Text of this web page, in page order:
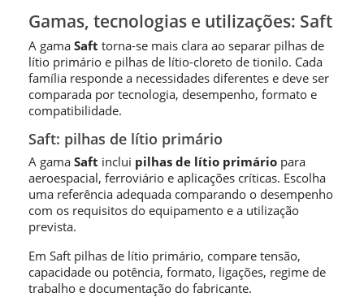
Gamas, tecnologias e utilizações: Saft
A gama Saft torna-se mais clara ao separar pilhas de
lítio primário e pilhas de lítio-cloreto de tionilo. Cada
família responde a necessidades diferentes e deve ser
comparada por tecnologia, desempenho, formato e
compatibilidade.
Saft: pilhas de lítio primário
A gama Saft inclui pilhas de lítio primário para
aeroespacial, ferroviário e aplicações críticas. Escolha
uma referência adequada comparando o desempenho
com os requisitos do equipamento e a utilização
prevista.
Em Saft pilhas de lítio primário, compare tensão,
capacidade ou potência, formato, ligações, regime de
trabalho e documentação do fabricante.